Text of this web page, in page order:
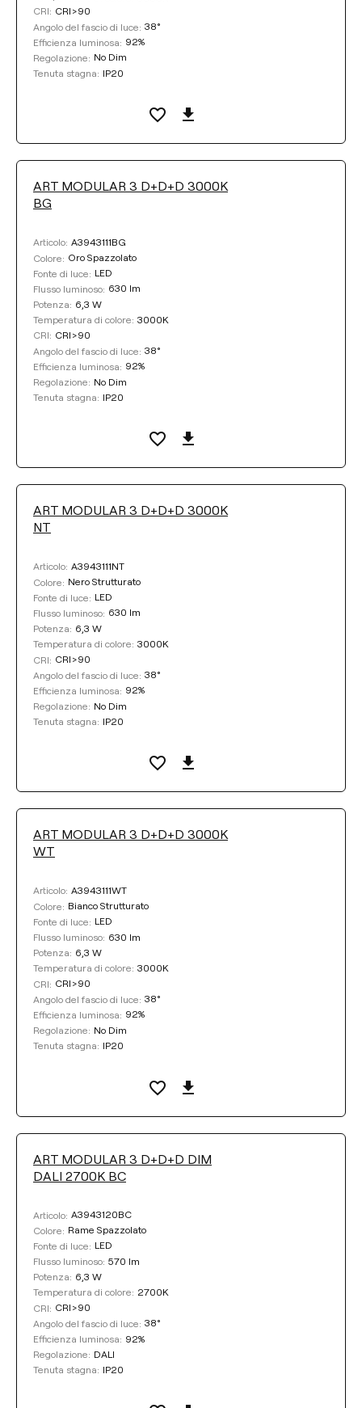
CRI: CRI>90
Angolo del fascio di luce: 38°
Efficienza luminosa: 92%
Regolazione: No Dim
Tenuta stagna: IP20
ART MODULAR 3 D+D+D 3000K
BG
Articolo: A3943111BG
Colore: Oro Spazzolato
Fonte di luce: LED
Flusso luminoso: 630 lm
Potenza: 6,3 W
Temperatura di colore: 3000K
CRI: CRI>90
Angolo del fascio di luce: 38°
Efficienza luminosa: 92%
Regolazione: No Dim
Tenuta stagna: IP20
ART MODULAR 3 D+D+D 3000K
NT
Articolo: A3943111NT
Colore: Nero Strutturato
Fonte di luce: LED
Flusso luminoso: 630 lm
Potenza: 6,3 W
Temperatura di colore: 3000K
CRI: CRI>90
Angolo del fascio di luce: 38°
Efficienza luminosa: 92%
Regolazione: No Dim
Tenuta stagna: IP20
ART MODULAR 3 D+D+D 3000K
WT
Articolo: A3943111WT
Colore: Bianco Strutturato
Fonte di luce: LED
Flusso luminoso: 630 lm
Potenza: 6,3 W
Temperatura di colore: 3000K
CRI: CRI>90
Angolo del fascio di luce: 38°
Efficienza luminosa: 92%
Regolazione: No Dim
Tenuta stagna: IP20
ART MODULAR 3 D+D+D DIM
DALI 2700K BC
Articolo: A3943120BC
Colore: Rame Spazzolato
Fonte di luce: LED
Flusso luminoso: 570 lm
Potenza: 6,3 W
Temperatura di colore: 2700K
CRI: CRI>90
Angolo del fascio di luce: 38°
Efficienza luminosa: 92%
Regolazione: DALI
Tenuta stagna: IP20